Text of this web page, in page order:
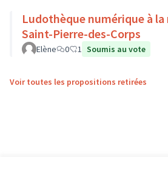
Ludothèque numérique à
Saint-Pierre-des-Corps
Elène 0 1 Soumis au vote
Voir toutes les propositions retirées